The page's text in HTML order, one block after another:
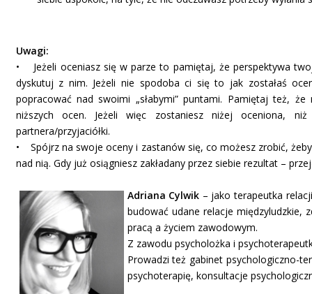
Uwagi:
• Jeżeli oceniasz się w parze to pamiętaj, że perspektywa
dyskutuj z nim. Jeżeli nie spodoba ci się to jak zostałaś
popracować nad swoimi „słabymi” puntami. Pamiętaj też,
niższych ocen. Jeżeli więc zostaniesz niżej oceniona,
partnera/przyjaciółki.
• Spójrz na swoje oceny i zastanów się, co możesz zrobić,
nad nią. Gdy już osiągniesz zakładany przez siebie rezultat –
Adriana Cylwik – jako terapeutka
budować udane relacje międzyludzkie,
pracą a życiem zawodowym.
Z zawodu psycholożka i
Prowadzi też gabinet psychologiczno-
psychoterapię, konsultacje